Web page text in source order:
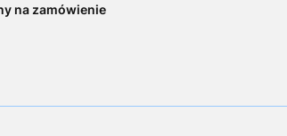
na zamówienie